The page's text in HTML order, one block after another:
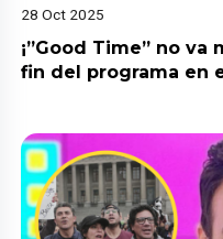
28 Oct 2025
¡”Good Time” no va
fin del programa en